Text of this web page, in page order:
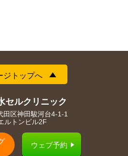
ジトップへ
セルクリニック
田区神田駿河台4-1-1
ルトンビル2F
ウェブ予約